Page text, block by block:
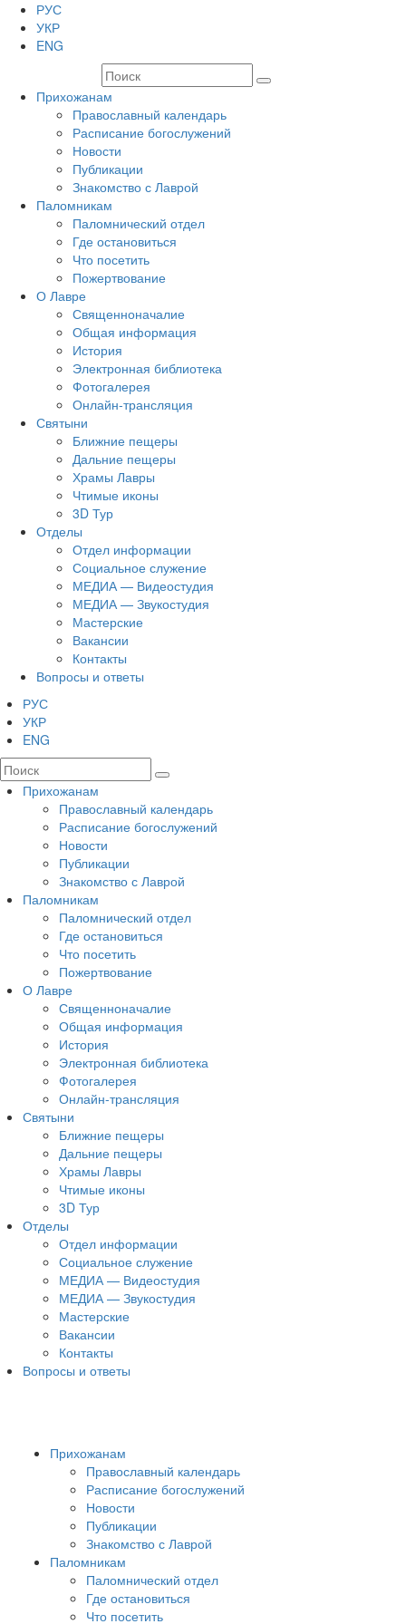
РУС
УКР
ENG
Прихожанам
Православный календарь
Расписание богослужений
Новости
Публикации
Знакомство с Лаврой
Паломникам
Паломнический отдел
Где остановиться
Что посетить
Пожертвование
О Лавре
Священноначалие
Общая информация
История
Электронная библиотека
Фотогалерея
Онлайн-трансляция
Святыни
Ближние пещеры
Дальние пещеры
Храмы Лавры
Чтимые иконы
3D Тур
Отделы
Отдел информации
Социальное служение
МЕДИА — Видеостудия
МЕДИА — Звукостудия
Мастерские
Вакансии
Контакты
Вопросы и ответы
РУС
УКР
ENG
Прихожанам
Православный календарь
Расписание богослужений
Новости
Публикации
Знакомство с Лаврой
Паломникам
Паломнический отдел
Где остановиться
Что посетить
Пожертвование
О Лавре
Священноначалие
Общая информация
История
Электронная библиотека
Фотогалерея
Онлайн-трансляция
Святыни
Ближние пещеры
Дальние пещеры
Храмы Лавры
Чтимые иконы
3D Тур
Отделы
Отдел информации
Социальное служение
МЕДИА — Видеостудия
МЕДИА — Звукостудия
Мастерские
Вакансии
Контакты
Вопросы и ответы
Прихожанам
Православный календарь
Расписание богослужений
Новости
Публикации
Знакомство с Лаврой
Паломникам
Паломнический отдел
Где остановиться
Что посетить